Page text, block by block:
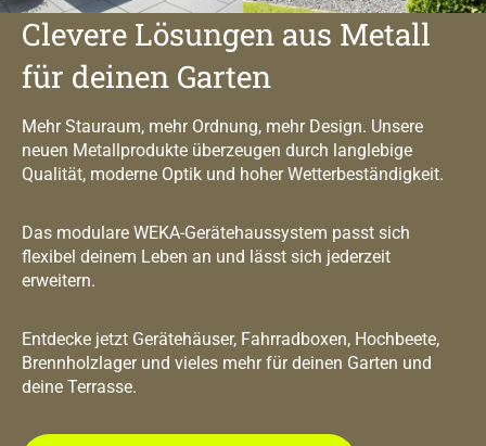
Clevere Lösungen aus Metall
für deinen Garten
Mehr Stauraum, mehr Ordnung, mehr Design. Unsere
neuen Metallprodukte überzeugen durch langlebige
Qualität, moderne Optik und hoher Wetterbeständigkeit.
Das modulare WEKA-Gerätehaussystem passt sich
flexibel deinem Leben an und lässt sich jederzeit
erweitern.
Entdecke jetzt Gerätehäuser, Fahrradboxen, Hochbeete,
Brennholzlager und vieles mehr für deinen Garten und
deine Terrasse.